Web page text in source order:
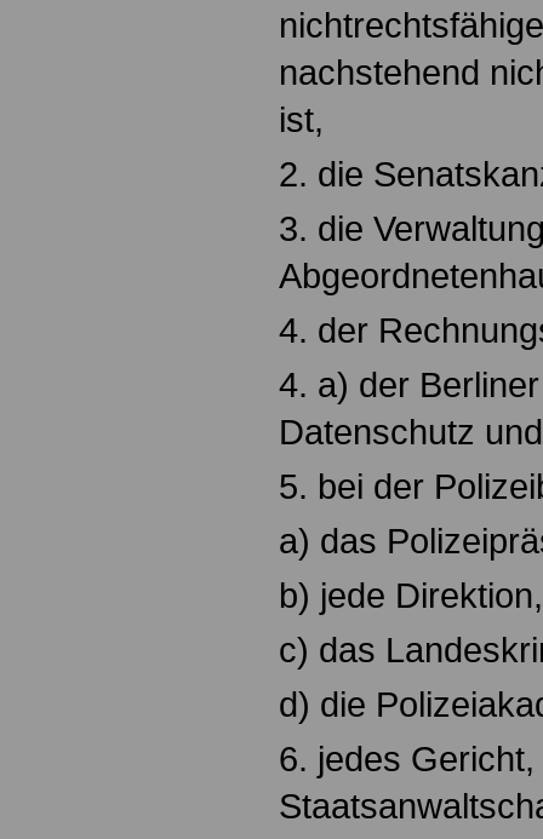
nachstehend
ist,
2. die
3. die
4. der
4. a) der
Datenschutz
5. bei der
a) das
b) jede Direktion,
c) das
d) die
6. jedes Gericht,